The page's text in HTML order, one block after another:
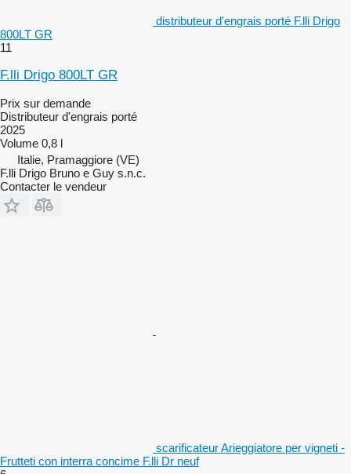
distributeur d'engrais porté F.lli Drigo
800LT GR
11
F.lli Drigo 800LT GR
Prix sur demande
Distributeur d'engrais porté
2025
Volume 0,8 l
Italie, Pramaggiore (VE)
F.lli Drigo Bruno e Guy s.n.c.
Contacter le vendeur
scarificateur Arieggiatore per vigneti -
Frutteti con interra concime F.lli Dr neuf